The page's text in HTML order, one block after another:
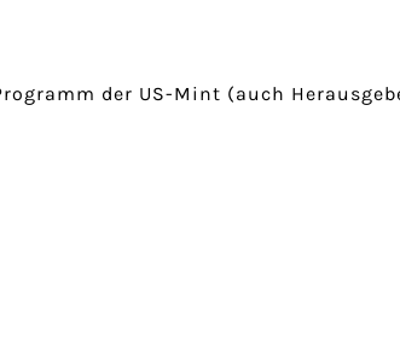
der US-Mint (auch